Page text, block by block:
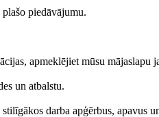
piedāvājumu.
apmeklējiet mūsu mājaslapu
un atbalstu.
darba apģērbus, apavus